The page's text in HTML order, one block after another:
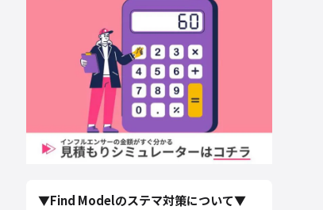
▼Find Modelのステマ対策について▼